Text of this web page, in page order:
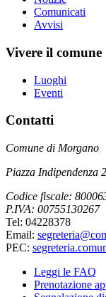
Comunicati
Avvisi
Vivere il comune
Luoghi
Eventi
Contatti
Comune di Morgano
Piazza Indipendenza
Codice fiscale:
P.IVA: 00755130267
Tel: 04228378
Email:
PEC:
Leggi le FAQ
Prenotazione